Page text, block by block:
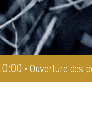
• Ouverture des